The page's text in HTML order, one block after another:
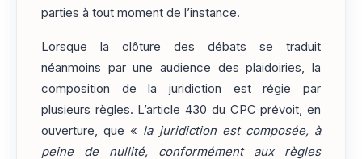
parties à tout moment de l’instance.
Lorsque la clôture des débats se traduit
néanmoins par une audience des plaidoiries, la
composition de la juridiction est régie par
plusieurs règles. L’article 430 du CPC prévoit, en
ouverture, que « la juridiction est composée, à
peine de nullité, conformément aux règles